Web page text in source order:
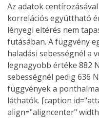
Az adatok
korrelációs együttható
lényegi eltérés nem
futásában. A függvény
haladási sebességnél a
legnagyobb értéke 882
sebességnél pedig 636
függvények a
láthatók. [caption
align="aligncenter"